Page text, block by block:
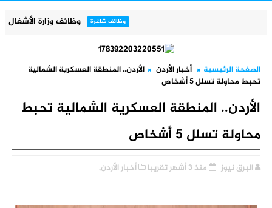
وظائف شاغرة وظائف وزارة الأشغال العامة والإسكان 2026 – فتح باب التقديم
الصفحة الرئيسية أخبار الأردن
الأردن.. المنطقة العسكرية الشمالية
تحبط محاولة تسلل 5 أشخاص
الأردن.. المنطقة العسكرية الشمالية تحبط
محاولة تسلل 5 أشخاص
البرق نيوز منذ 3 أشهر تقريبا أخبار الأردن,